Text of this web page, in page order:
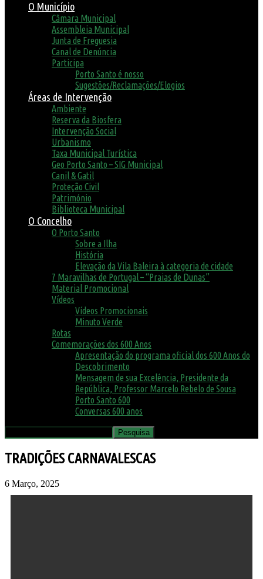
O Município
Câmara Municipal
Assembleia Municipal
Junta de Freguesia
Canal de Denúncia
Participa
Porto Santo é nosso
Sugestões/Reclamações/Elogios
Áreas de Intervenção
Ambiente
Reserva da Biosfera
Intervenção Social
Urbanismo
Taxa Municipal Turística
Geo Porto Santo – SIG Municipal
Canil & Gatil
Proteção Civil
Património
Biblioteca Municipal
O Concelho
O Porto Santo
Sobre a Ilha
História
Elevação da Vila Baleira à categoria de cidade
7 Maravilhas de Portugal – “Praias de Dunas”
Material Promocional
Vídeos
Vídeos Promocionais
Minuto Verde
Rotas
Comemorações dos 600 Anos
Apresentação do programa oficial dos 600 Anos do
Descobrimento
Mensagem de sua Excelência, Presidente da
República, Professor Marcelo Rebelo de Sousa
Porto Santo 600
Conversas 600 anos
TRADIÇÕES CARNAVALESCAS
6 Março, 2025